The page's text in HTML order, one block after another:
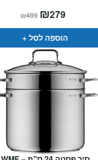
₪499 המחיר
המקורי
היה:
₪499.
₪279
הוא:
הוספה לסל